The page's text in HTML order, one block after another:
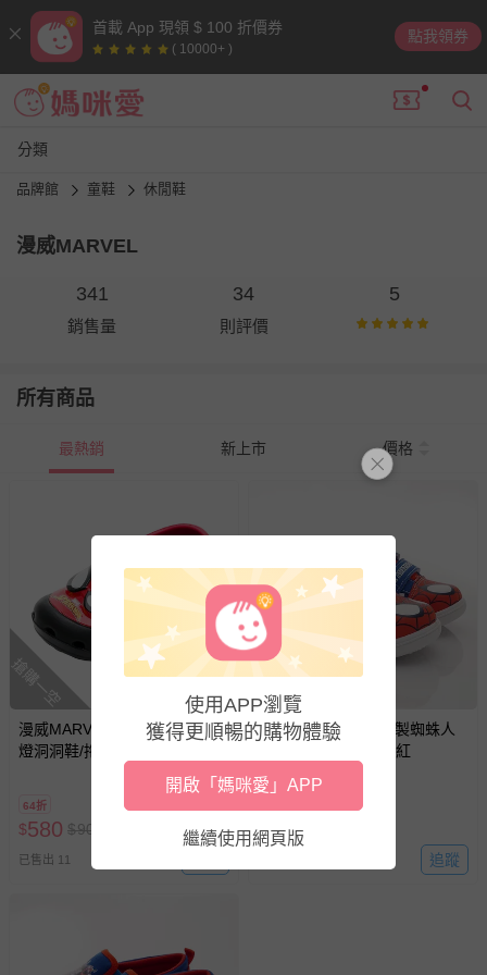
首載 App 現領 $ 100 折價券
( 10000+ )
點我領券
分類
品牌館 童鞋 休閒鞋
漫威MARVEL
341
銷售量
34
則評價
5
所有商品
最熱銷 新上市 價格
搶購一空
漫威MARVEL - 蜘蛛人 童鞋 電
燈洞洞鞋/拖鞋 MNKG35400-輕
量透氣又舒適-黑紅-(中大童段)
64折
$580 $900
已售出 11
搶購一空
漫威MARVEL - 台灣製蜘蛛人
休閒鞋(中小童段)-藍紅
$558
追蹤
使用APP瀏覽
獲得更順暢的購物體驗
開啟「媽咪愛」APP
繼續使用網頁版